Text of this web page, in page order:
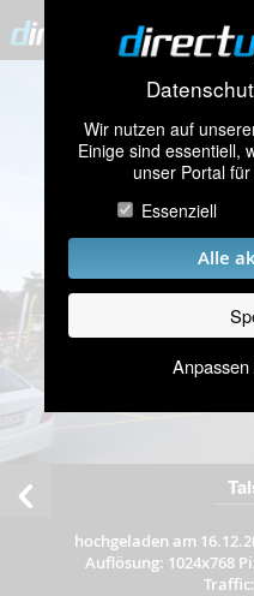
Wir nutzen auf
Einige sind essentiell,
unser Portal
Essenziell
Alle
hochgeladen am
Auflösung: 1024x768